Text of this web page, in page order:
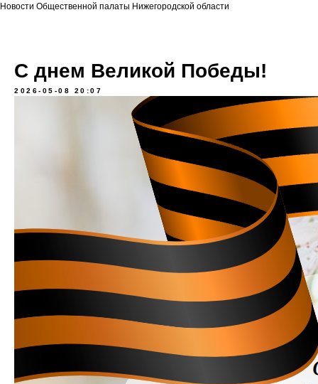
Новости Общественной палаты Нижегородской области
С днем Великой Победы!
2026-05-08 20:07